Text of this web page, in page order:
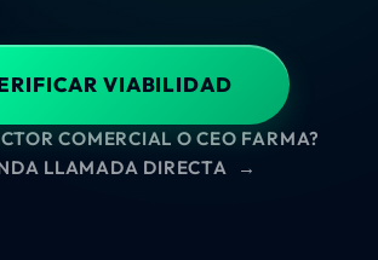
VIABILIDAD
COMERCIAL O CEO FARMA?
LLAMADA DIRECTA
→